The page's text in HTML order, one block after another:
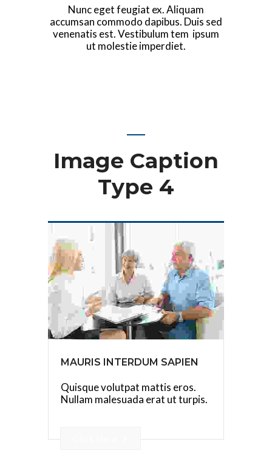
Nunc eget feugiat ex. Aliquam
accumsan commodo dapibus. Duis sed
venenatis est. Vestibulum tem ipsum
ut molestie imperdiet.
Image Caption
Type 4
MAURIS INTERDUM SAPIEN
Quisque volutpat mattis eros.
Nullam malesuada erat ut turpis.